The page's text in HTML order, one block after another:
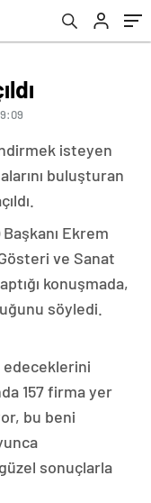
isteyen
buluşturan
Ekrem
ve Sanat
konuşmada,
söyledi.
edeceklerini
157 firma yer
bu beni
sonuçlarla